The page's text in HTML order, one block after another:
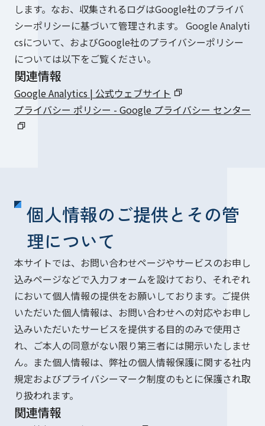
します。なお、収集されるログはGoogle社のプライバ
シーポリシーに基づいて管理されます。 Google Analyti
csについて、およびGoogle社のプライバシーポリシー
については以下をご覧ください。
関連情報
Google Analytics | 公式ウェブサイト
プライバシー ポリシー - Google プライバシー センター
個人情報のご提供とその管
理について
本サイトでは、お問い合わせページやサービスのお申し
込みページなどで入力フォームを設けており、それぞれ
において個人情報の提供をお願いしております。ご提供
いただいた個人情報は、お問い合わせへの対応やお申し
込みいただいたサービスを提供する目的のみで使用さ
れ、ご本人の同意がない限り第三者には開示いたしませ
ん。また個人情報は、弊社の個人情報保護に関する社内
規定およびプライバシーマーク制度のもとに保護され取
り扱われます。
関連情報